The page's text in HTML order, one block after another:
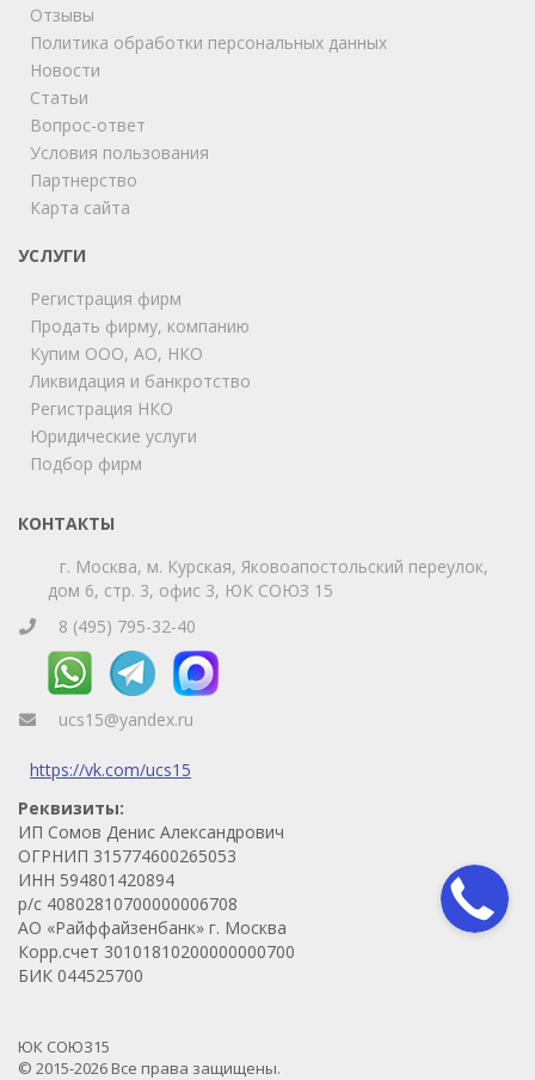
Отзывы
Политика обработки персональных данных
Новости
Статьи
Вопрос-ответ
Условия пользования
Партнерство
Карта сайта
УСЛУГИ
Регистрация фирм
Продать фирму, компанию
Купим ООО, АО, НКО
Ликвидация и банкротство
Регистрация НКО
Юридические услуги
Подбор фирм
КОНТАКТЫ
г. Москва, м. Курская, Яковоапостольский переулок,
дом 6, стр. 3, офис 3, ЮК СОЮЗ 15
8 (495) 795-32-40
ucs15@yandex.ru
https://vk.com/ucs15
Реквизиты:
ИП Сомов Денис Александрович
ОГРНИП 315774600265053
ИНН 594801420894
р/с 40802810700000006708
АО «Райффайзенбанк» г. Москва
Корр.счет 30101810200000000700
БИК 044525700
ЮК СОЮЗ15
© 2015-2026 Все права защищены.
Мы на связи!
Позвоните нам или свяжитесь с нами через любой
удобный мессенджер!
Telegram